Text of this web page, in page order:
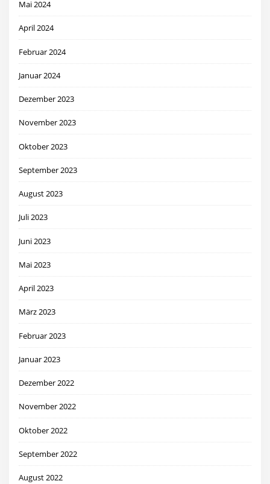
Mai 2024
April 2024
Februar 2024
Januar 2024
Dezember 2023
November 2023
Oktober 2023
September 2023
August 2023
Juli 2023
Juni 2023
Mai 2023
April 2023
März 2023
Februar 2023
Januar 2023
Dezember 2022
November 2022
Oktober 2022
September 2022
August 2022